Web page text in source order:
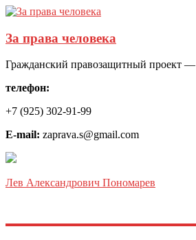
За права человека
Гражданский правозащитный проект —
телефон:
+7 (925) 302-91-99
E-mail: zaprava.s@gmail.com
Лев Александрович Пономарев